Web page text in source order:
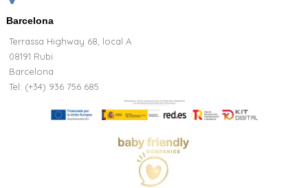
Barcelona
Terrassa Highway 68, local A
08191 Rubi
Barcelona
Tel: (+34) 936 756 685